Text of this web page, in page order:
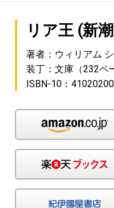
リア王 (新
著者：ウィリアム
装丁：文庫（232ペ
ISBN-10：